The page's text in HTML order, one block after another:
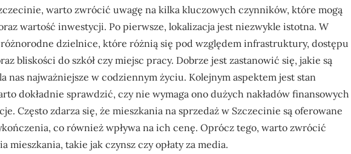
warto zwrócić uwagę na kilka kluczowych czynników, które mogą
wartość inwestycji. Po pierwsze, lokalizacja jest niezwykle istotna. W
dzielnice, które różnią się pod względem infrastruktury, dostępu
bliskości do szkół czy miejsc pracy. Dobrze jest zastanowić się, jakie są
nas najważniejsze w codziennym życiu. Kolejnym aspektem jest stan
dokładnie sprawdzić, czy nie wymaga ono dużych nakładów finansowych
Często zdarza się, że mieszkania na sprzedaż w Szczecinie są oferowane
co również wpływa na ich cenę. Oprócz tego, warto zwrócić
mieszkania, takie jak czynsz czy opłaty za media.